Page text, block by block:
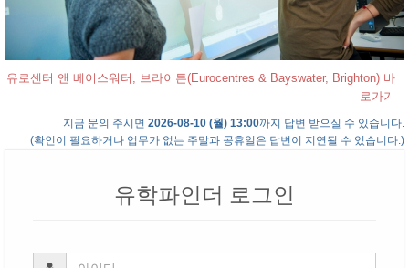
유로센터 앤 베이스워터, 브라이튼(Eurocentres & Bayswater, Brighton) 바
로가기
지금 문의 주시면 2026-08-10 (월) 13:00까지 답변 받으실 수 있습니다.
(확인이 필요하거나 업무가 없는 주말과 공휴일은 답변이 지연될 수 있습니다.)
유학파인더 로그인